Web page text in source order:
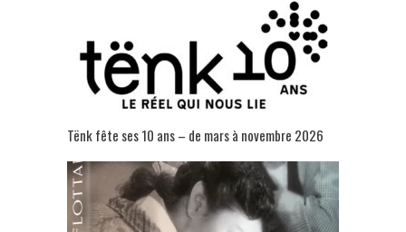
Tënk fête ses 10 ans – de mars à novembre 2026